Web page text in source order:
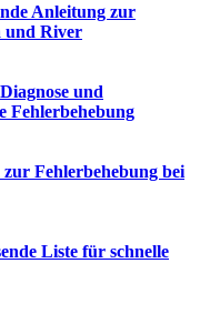
Anleitung zur
und River
und
Fehlerbehebung
Fehlerbehebung bei
Liste für schnelle